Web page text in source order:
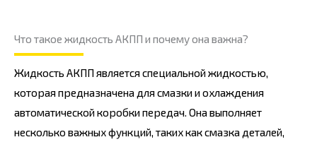
Что такое жидкость АКПП и почему она важна?
Жидкость АКПП является специальной жидкостью,
которая предназначена для смазки и охлаждения
автоматической коробки передач. Она выполняет
несколько важных функций, таких как смазка деталей,